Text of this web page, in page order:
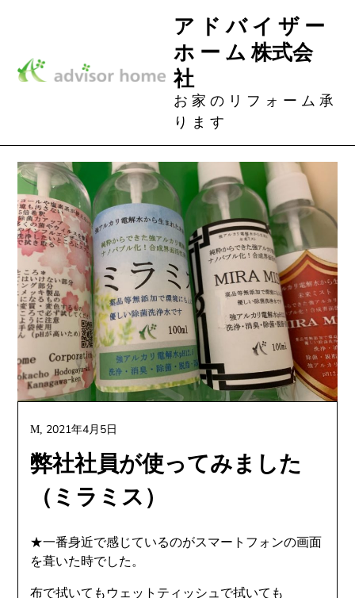
ア ド バ イ ザ ー
ホ ー ム 株式会
社
お 家 の リ フ ォ ー ム 承
り ま す
弊社社員が使ってみました
（ミラミス）
M, 2021年4月5日
★一番身近で感じているのがスマートフォンの画面
を葺いた時でした。
布で拭いてもウェットティッシュで拭いても